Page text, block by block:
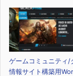
ゲームコミュニティ/
情報サイト構築用